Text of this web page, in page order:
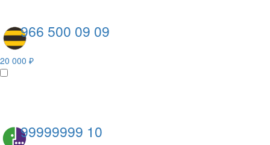
966 500 09 09
20 000 ₽
99999999 10